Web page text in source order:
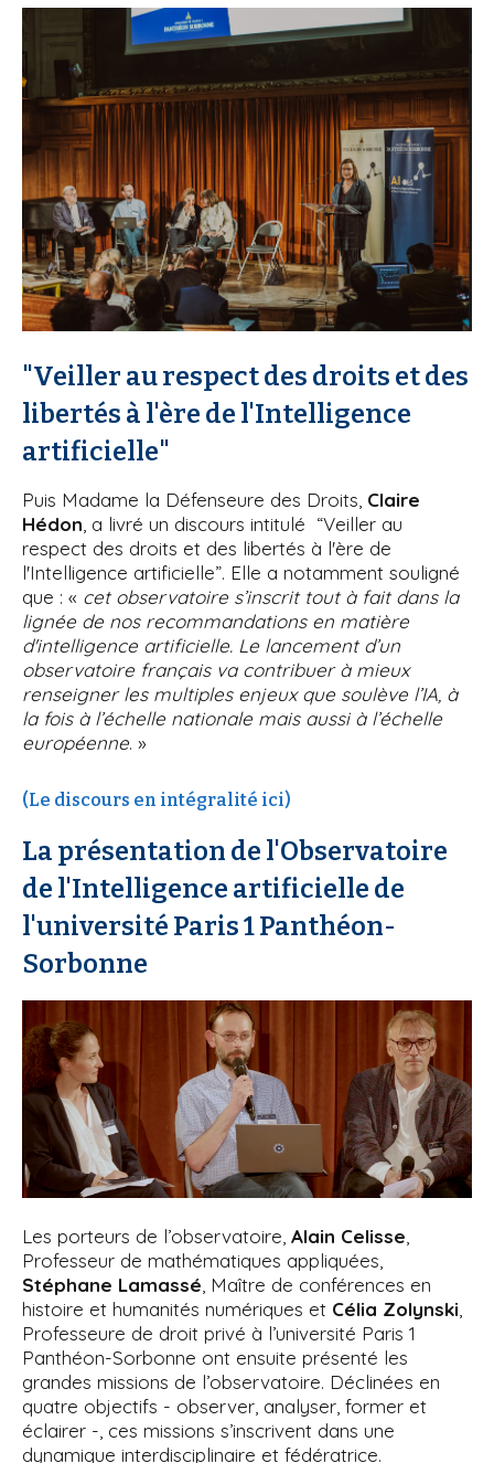
"Veiller au respect des droits et des
libertés à l'ère de l'Intelligence
artificielle"
Puis Madame la Défenseure des Droits, Claire
Hédon , a livré un discours intitulé “Veiller au
respect des droits et des libertés à l'ère de
l'Intelligence artificielle”. Elle a notamment souligné
que : « cet observatoire s’inscrit tout à fait dans la
lignée de nos recommandations en matière
d'intelligence artificielle. Le lancement d’un
observatoire français va contribuer à mieux
renseigner les multiples enjeux que soulève l’IA, à
la fois à l’échelle nationale mais aussi à l’échelle
européenne. »
(Le discours en intégralité ici)
La présentation de l'Observatoire
de l'Intelligence artificielle de
l'université Paris 1 Panthéon-
Sorbonne
Les porteurs de l’observatoire, Alain Celisse
Professeur de mathématiques appliquées,
Stéphane Lamassé , Maître de conférences en
histoire et humanités numériques et Célia Zolynski
Professeure de droit privé à l’université Paris 1
Panthéon-Sorbonne ont ensuite présenté les
grandes missions de l’observatoire. Déclinées en
quatre objectifs - observer, analyser, former et
éclairer -, ces missions s’inscrivent dans une
dynamique interdisciplinaire et fédératrice.